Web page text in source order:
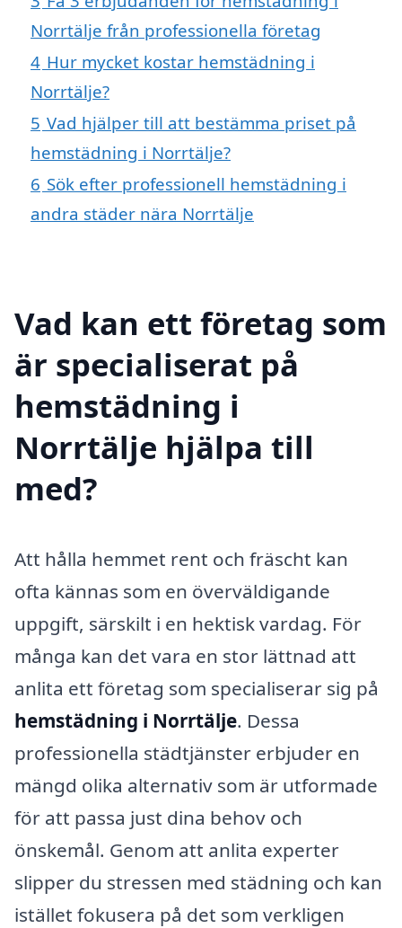
Norrtälje från professionella företag
4 Hur mycket kostar hemstädning i
Norrtälje?
5 Vad hjälper till att bestämma priset på
hemstädning i Norrtälje?
6 Sök efter professionell hemstädning i
andra städer nära Norrtälje
Vad kan ett företag som
är specialiserat på
hemstädning i
Norrtälje hjälpa till
med?
Att hålla hemmet rent och fräscht kan
ofta kännas som en överväldigande
uppgift, särskilt i en hektisk vardag. För
många kan det vara en stor lättnad att
anlita ett företag som specialiserar sig på
hemstädning i Norrtälje. Dessa
professionella städtjänster erbjuder en
mängd olika alternativ som är utformade
för att passa just dina behov och
önskemål. Genom att anlita experter
slipper du stressen med städning och kan
istället fokusera på det som verkligen